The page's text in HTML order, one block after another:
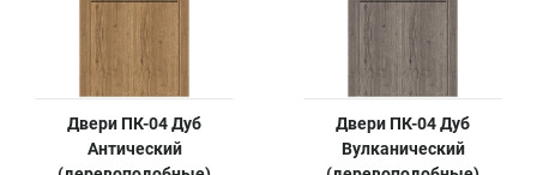
Двери ПК-04 Дуб
Антический
Двери ПК-04 Дуб
Вулканический